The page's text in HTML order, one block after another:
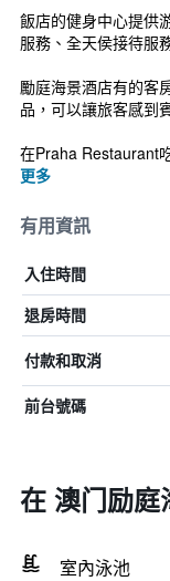
飯店的健身中心提供
服務、全天侯接待服
勵庭海景酒店有的客
品，可以讓旅客感到
在Praha Restaurant
更多
有用資訊
入住時間
退房時間
付款和取消
前台號碼
在 澳门励
室內泳池